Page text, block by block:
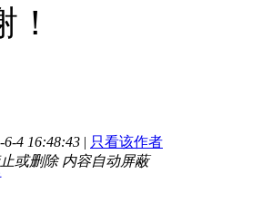
4 16:48:43 | 只看该作者
或删除 内容自动屏蔽